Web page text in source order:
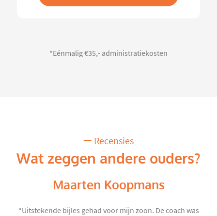
*Eénmalig €35,- administratiekosten
Recensies
Wat zeggen andere ouders?
Maarten Koopmans
“Uitstekende bijles gehad voor mijn zoon. De coach was